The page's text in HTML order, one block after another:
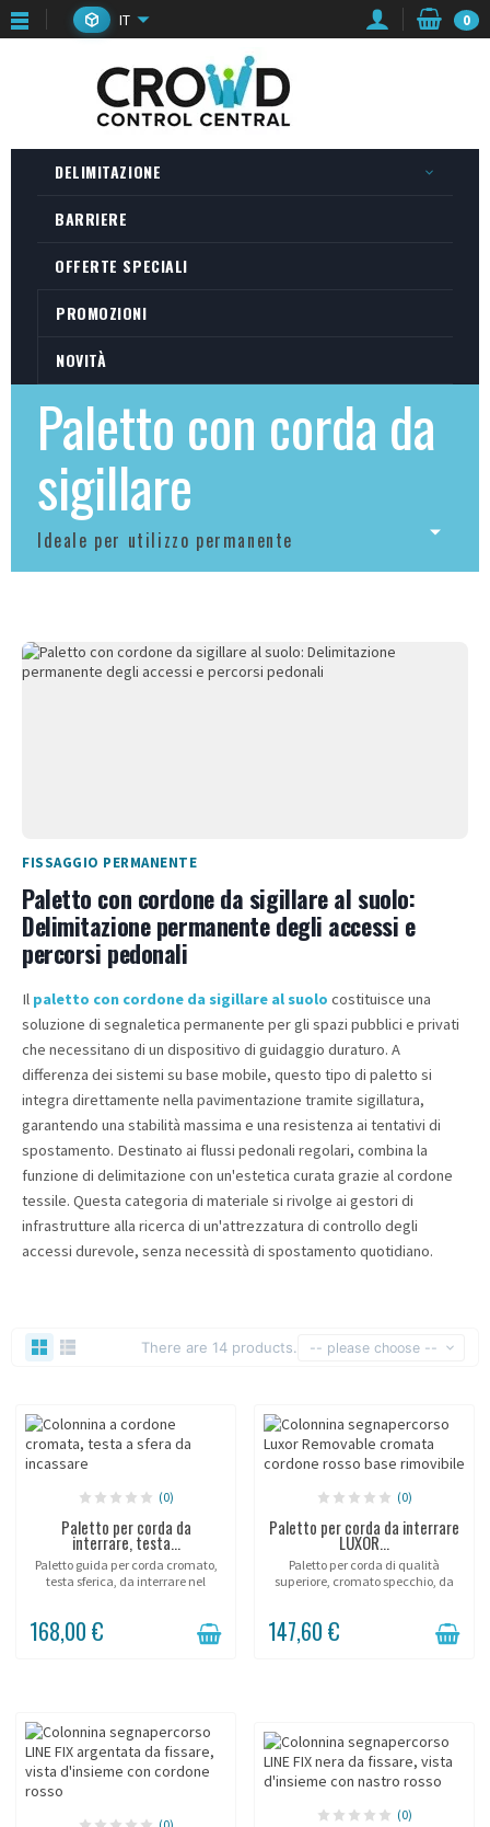
IT 0
DELIMITAZIONE
BARRIERE
OFFERTE SPECIALI
PROMOZIONI
NOVITÀ
Paletto con corda da
sigillare
Ideale per utilizzo permanente
FISSAGGIO PERMANENTE
Paletto con cordone da sigillare al suolo:
Delimitazione permanente degli accessi e
percorsi pedonali
Il paletto con cordone da sigillare al suolo costituisce una
soluzione di segnaletica permanente per gli spazi pubblici e privati
che necessitano di un dispositivo di guidaggio duraturo. A
differenza dei sistemi su base mobile, questo tipo di paletto si
integra direttamente nella pavimentazione tramite sigillatura,
garantendo una stabilità massima e una resistenza ai tentativi di
spostamento. Destinato ai flussi pedonali regolari, combina la
funzione di delimitazione con un'estetica curata grazie al cordone
tessile. Questa categoria di materiale si rivolge ai gestori di
infrastrutture alla ricerca di un'attrezzatura di controllo degli
accessi durevole, senza necessità di spostamento quotidiano.
There are 14 products. -- please choose --
(0)
Paletto per corda da
interrare, testa...
Paletto guida per corda cromato,
testa sferica, da interrare nel
168,00 €
(0)
Paletto per corda da interrare
LUXOR...
Paletto per corda di qualità
superiore, cromato specchio, da
147,60 €
(0)